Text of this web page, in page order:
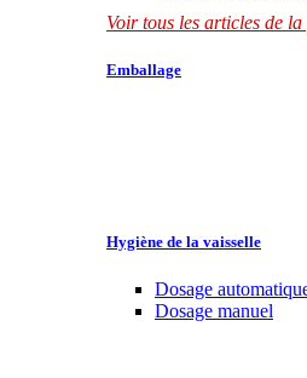
Voir tous les articles de
Emballage
Hygiène de la vaisselle
Dosage
Dosage manuel